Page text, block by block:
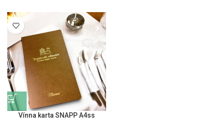
Vínna karta SNAPP A4ss